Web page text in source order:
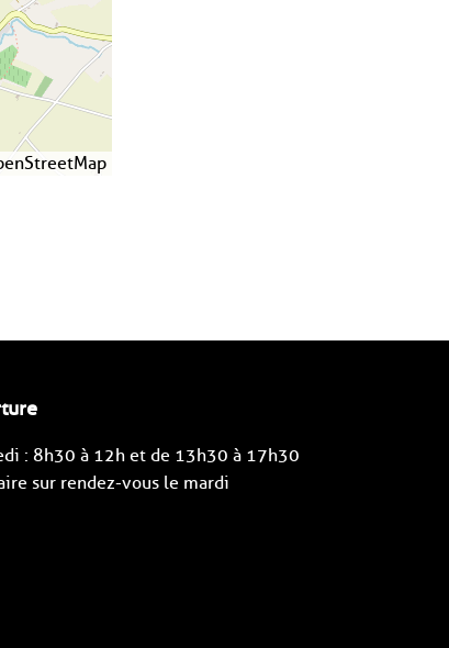
: 8h30 à 12h et de 13h30 à 17h30
sur rendez-vous le mardi